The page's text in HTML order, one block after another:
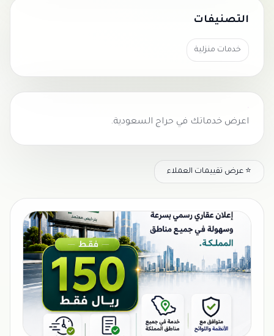
التصنيفات
خدمات منزلية
اعرض خدماتك في حراج السعودية.
⭐ عرض تقييمات العملاء